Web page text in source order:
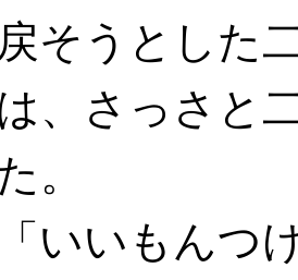
戻そうとした
、さっさと
。
「いいもんつ